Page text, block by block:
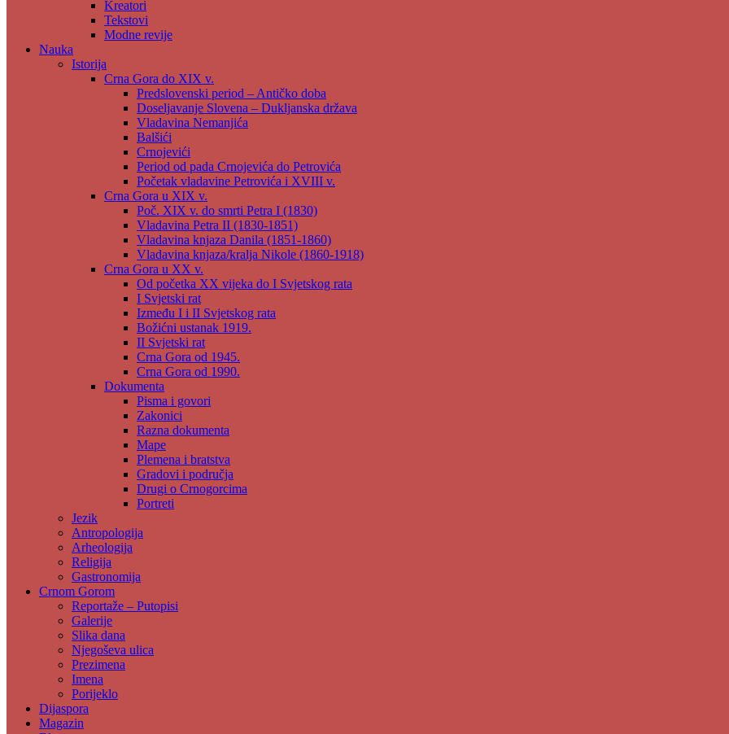
Kreatori
Tekstovi
Modne revije
Nauka
Istorija
Crna Gora do XIX v.
Predslovenski period – Antičko doba
Doseljavanje Slovena – Dukljanska država
Vladavina Nemanjića
Balšići
Crnojevići
Period od pada Crnojevića do Petrovića
Početak vladavine Petrovića i XVIII v.
Crna Gora u XIX v.
Poč. XIX v. do smrti Petra I (1830)
Vladavina Petra II (1830-1851)
Vladavina knjaza Danila (1851-1860)
Vladavina knjaza/kralja Nikole (1860-1918)
Crna Gora u XX v.
Od početka XX vijeka do I Svjetskog rata
I Svjetski rat
Između I i II Svjetskog rata
Božićni ustanak 1919.
II Svjetski rat
Crna Gora od 1945.
Crna Gora od 1990.
Dokumenta
Pisma i govori
Zakonici
Razna dokumenta
Mape
Plemena i bratstva
Gradovi i područja
Drugi o Crnogorcima
Portreti
Jezik
Antropologija
Arheologija
Religija
Gastronomija
Crnom Gorom
Reportaže – Putopisi
Galerije
Slika dana
Njegoševa ulica
Prezimena
Imena
Porijeklo
Dijaspora
Magazin